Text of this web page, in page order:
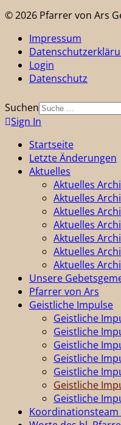
© 2026 Pfarrer von Ars
Impressum
Login
Datenschutz
Suchen
Sign In
Startseite
Letzte Änderungen
Aktuelles
Aktuelles
Aktuelles
Aktuelles
Aktuelles
Aktuelles
Aktuelles
Aktuelles
Unsere
Pfarrer von Ars
Geistliche Impulse
Geistliche
Geistliche
Geistliche
Geistliche
Geistliche
Geistliche
Geistliche